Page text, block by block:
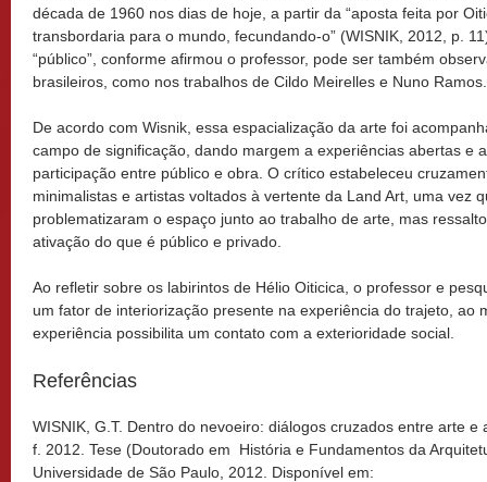
década de 1960 nos dias de hoje, a partir da “aposta feita por
transbordaria para o mundo, fecundando-o” (WISNIK, 2012, p.
“público”, conforme afirmou o professor, pode ser também
brasileiros, como nos trabalhos de Cildo Meirelles e Nuno Ramos.
De acordo com Wisnik, essa espacialização da arte foi
campo de significação, dando margem a experiências abertas e
participação entre público e obra. O crítico estabeleceu
minimalistas e artistas voltados à vertente da Land Art, uma vez
problematizaram o espaço junto ao trabalho de arte, mas
ativação do que é público e privado.
Ao refletir sobre os labirintos de Hélio Oiticica, o professor e
um fator de interiorização presente na experiência do trajeto, ao
experiência possibilita um contato com a exterioridade social.
Referências
WISNIK, G.T. Dentro do nevoeiro: diálogos cruzados entre arte
f. 2012. Tese (Doutorado em
História e Fundamentos da
Universidade de São Paulo, 2012. Disponível em: